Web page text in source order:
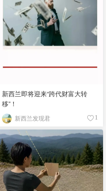
新西兰即将迎来“跨代财富大转
移”！
新西兰发现君 1